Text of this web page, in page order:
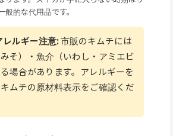
的な代用品です。
レルギー注意:市販のキムチには
そ）・魚介（いわし・アミエビ
場合があります。アレルギーを
ムチの原材料表示をご確認くだ